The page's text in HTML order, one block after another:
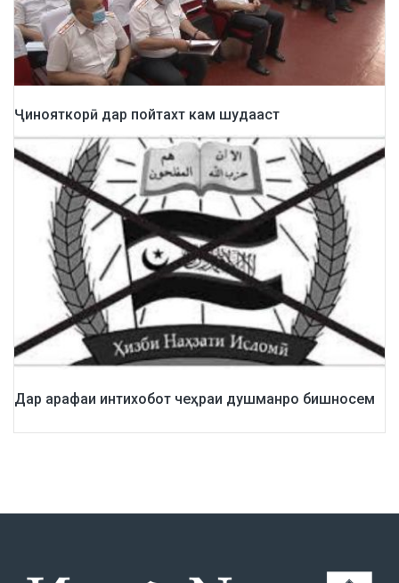
Ҷинояткорӣ дар пойтахт кам шудааст
Дар арафаи интихобот чеҳраи душманро бишносем